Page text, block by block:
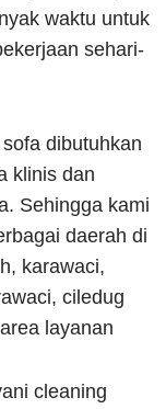
waktu untuk
sehari-
dibutuhkan
klinis dan
Sehingga kami
daerah di
karawaci,
ciledug
layanan
cleaning